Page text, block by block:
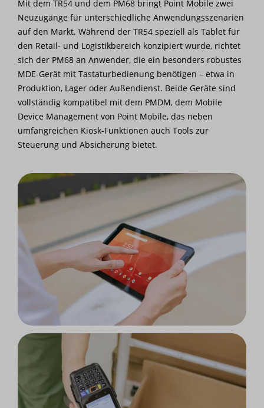
Mit dem TR54 und dem PM68 bringt Point Mobile zwei
Neuzugänge für unterschiedliche Anwendungsszenarien
auf den Markt. Während der TR54 speziell als Tablet für
den Retail- und Logistikbereich konzipiert wurde, richtet
sich der PM68 an Anwender, die ein besonders robustes
MDE-Gerät mit Tastaturbedienung benötigen – etwa in
Produktion, Lager oder Außendienst. Beide Geräte sind
vollständig kompatibel mit dem PMDM, dem Mobile
Device Management von Point Mobile, das neben
umfangreichen Kiosk-Funktionen auch Tools zur
Steuerung und Absicherung bietet.